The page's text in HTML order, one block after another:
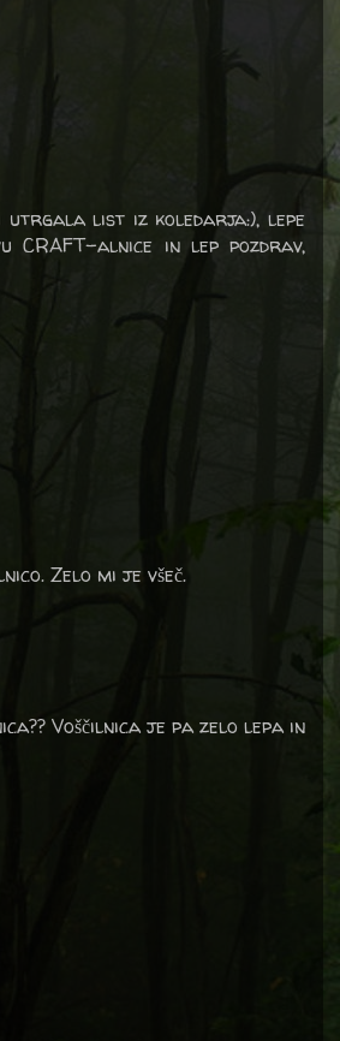
utrgala list iz koledarja:), lepe
CRAFT-alnice in lep pozdrav,
Zelo mi je všeč.
Voščilnica je pa zelo lepa in